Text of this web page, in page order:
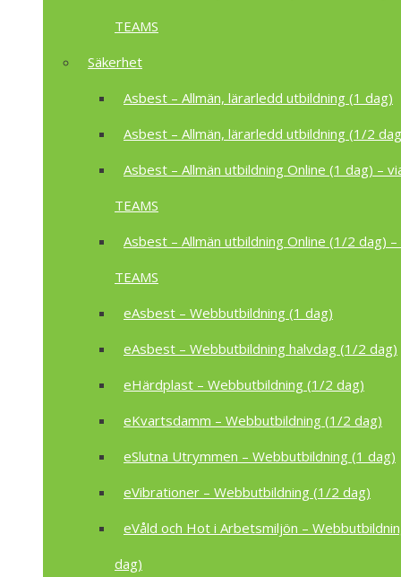
TEAMS
Säkerhet
Asbest – Allmän, lärarledd utbildning (1 dag)
Asbest – Allmän, lärarledd utbildning (1/2
Asbest – Allmän utbildning Online (1 dag) –
TEAMS
Asbest – Allmän utbildning Online (1/2 dag) –
TEAMS
eAsbest – Webbutbildning (1 dag)
eAsbest – Webbutbildning halvdag (1/2 dag)
eHärdplast – Webbutbildning (1/2 dag)
eKvartsdamm – Webbutbildning (1/2 dag)
eSlutna Utrymmen – Webbutbildning (1 dag)
eVibrationer – Webbutbildning (1/2 dag)
eVåld och Hot i Arbetsmiljön –
dag)